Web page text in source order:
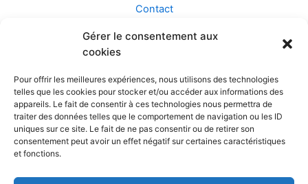
Gérer le consentement aux
cookies
Pour offrir les meilleures expériences, nous utilisons des technologies
telles que les cookies pour stocker et/ou accéder aux informations des
appareils. Le fait de consentir à ces technologies nous permettra de
traiter des données telles que le comportement de navigation ou les ID
uniques sur ce site. Le fait de ne pas consentir ou de retirer son
consentement peut avoir un effet négatif sur certaines caractéristiques
et fonctions.
Contact
Assurance ZEN
Confidentialité et Données
Conditions Générales de Vente